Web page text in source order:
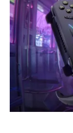
신제품
제품리뷰